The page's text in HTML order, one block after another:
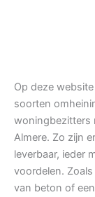
Op deze
soorten
woningbezitters
Almere. Zo zijn
leverbaar, ieder
voordelen.
van beton of